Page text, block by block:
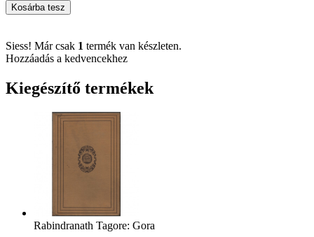
Kosárba tesz
Siess! Már csak 1 termék van készleten.
Hozzáadás a kedvencekhez
Kiegészítő termékek
Rabindranath Tagore: Gora